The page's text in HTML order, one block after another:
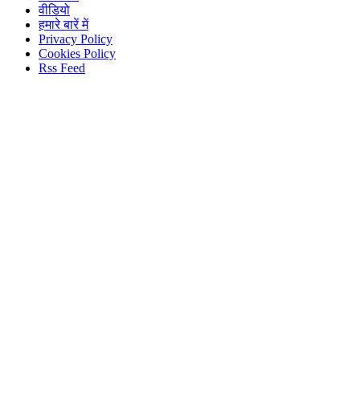
वीडियो
हमारे बारें में
Privacy Policy
Cookies Policy
Rss Feed